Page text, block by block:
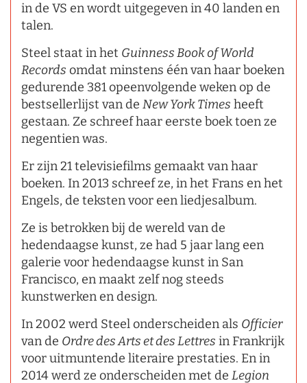
in de VS en wordt uitgegeven in 40 landen en
talen.
Steel staat in het Guinness Book of World
Records omdat minstens één van haar boeken
gedurende 381 opeenvolgende weken op de
bestsellerlijst van de New York Times heeft
gestaan. Ze schreef haar eerste boek toen ze
negentien was.
Er zijn 21 televisiefilms gemaakt van haar
boeken. In 2013 schreef ze, in het Frans en het
Engels, de teksten voor een liedjesalbum.
Ze is betrokken bij de wereld van de
hedendaagse kunst, ze had 5 jaar lang een
galerie voor hedendaagse kunst in San
Francisco, en maakt zelf nog steeds
kunstwerken en design.
In 2002 werd Steel onderscheiden als Officier
van de Ordre des Arts et des Lettres in Frankrijk
voor uitmuntende literaire prestaties. En in
2014 werd ze onderscheiden met de Legion